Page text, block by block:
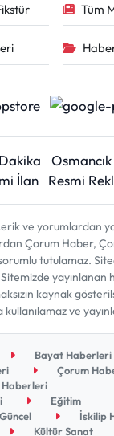
Tüm
Osmancık
İlan
Resmi
ve yorumlardan
Çorum Haber,
tutulamaz.
yayınlanan
kaynak
ve
Bayat Haberleri
Çorum
Haberleri
Eğitim
Güncel
İskilip
Kültür Sanat